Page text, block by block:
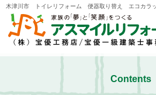
木津川市 トイレリフォーム 便器取り替え エコカラ
町・井手町のリフォームのことなら宝優工務店アスマイ
Contents